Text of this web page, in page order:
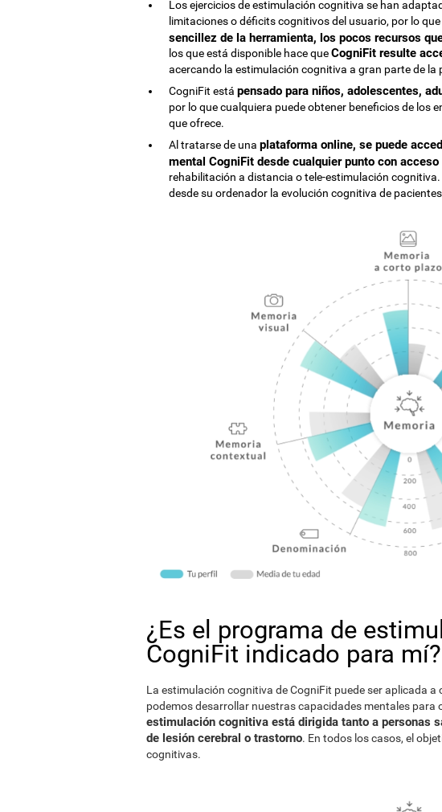
Los ejercicios de estimulación cognitiva se han
limitaciones o déficits cognitivos del usuario, por lo que
sencillez de la herramienta, los pocos recursos
los que está disponible hace queCogniFit resulte
acercando la estimulación cognitiva a gran parte de la
CogniFit está pensado para niños, adolescentes,
por lo que cualquiera puede obtener beneficios de los
que ofrece.
Al tratarse de una plataforma online, se puede
mental CogniFit desde cualquier punto con acceso
rehabilitación a distancia o tele-estimulación
desde su ordenador la evolución cognitiva de
¿Es el programa de
CogniFit indicado para mí?
La estimulación cognitiva de CogniFit puede ser aplicada
podemos desarrollar nuestras capacidades mentales
estimulación cognitiva está dirigida tanto a personas
de lesión cerebral o trastorno. En todos los casos, el
cognitivas.